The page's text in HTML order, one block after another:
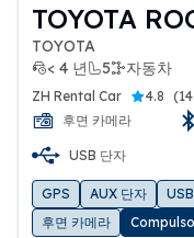
TOYOTA
TOYOTA
< 4 년
5 자동차
보험 1종 포함
ZH Rental Car 4.8 (
후면 카메라
USB 단자
GPS AUX 단자
후면 카메라